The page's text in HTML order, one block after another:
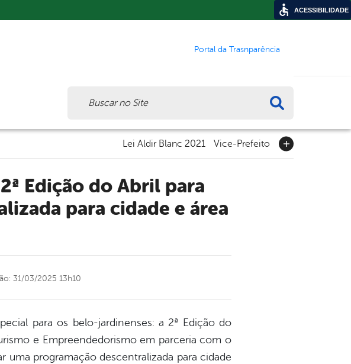
Portal da Trasnparência
Lei Aldir Blanc 2021 Vice-Prefeito
para cidade e área
31/03/2025 13h10
para os belo-jardinenses: a 2ª Edição do
e Empreendedorismo em parceria com o
programação descentralizada para cidade
ACESSIBILIDADE